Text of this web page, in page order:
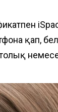
қап,
немесе